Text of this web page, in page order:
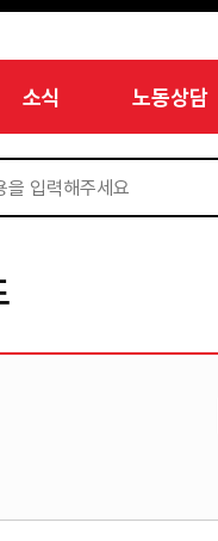
소식 노동상담